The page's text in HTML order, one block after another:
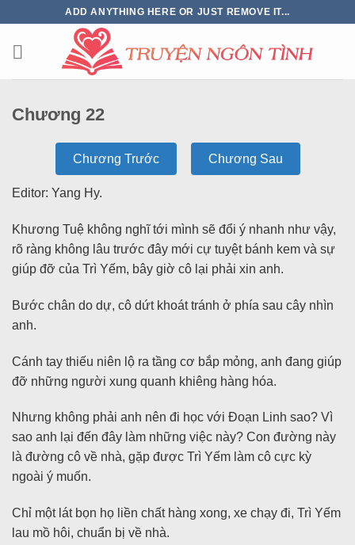
ADD ANYTHING HERE OR JUST REMOVE IT...
Chương 22
Chương Trước Chương Sau
Editor: Yang Hy.
Khương Tuệ không nghĩ tới mình sẽ đổi ý nhanh như vậy,
rõ ràng không lâu trước đây mới cự tuyệt bánh kem và sự
giúp đỡ của Trì Yếm, bây giờ cô lại phải xin anh.
Bước chân do dự, cô dứt khoát tránh ở phía sau cây nhìn
anh.
Cánh tay thiếu niên lộ ra tầng cơ bắp mỏng, anh đang giúp
đỡ những người xung quanh khiêng hàng hóa.
Nhưng không phải anh nên đi học với Đoạn Linh sao? Vì
sao anh lại đến đây làm những việc này? Con đường này
là đường cô về nhà, gặp được Trì Yếm làm cô cực kỳ
ngoài ý muốn.
Chỉ một lát bọn họ liền chất hàng xong, xe chạy đi, Trì Yếm
lau mồ hôi, chuẩn bị về nhà.